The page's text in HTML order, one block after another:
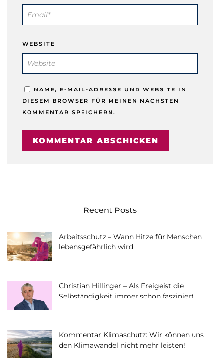
WEBSITE
NAME, E-MAIL-ADRESSE UND WEBSITE IN
DIESEM BROWSER FÜR MEINEN NÄCHSTEN
KOMMENTAR SPEICHERN.
Recent Posts
Arbeitsschutz – Wann Hitze für Menschen
lebensgefährlich wird
Christian Hillinger – Als Freigeist die
Selbständigkeit immer schon fasziniert
Kommentar Klimaschutz: Wir können uns
den Klimawandel nicht mehr leisten!